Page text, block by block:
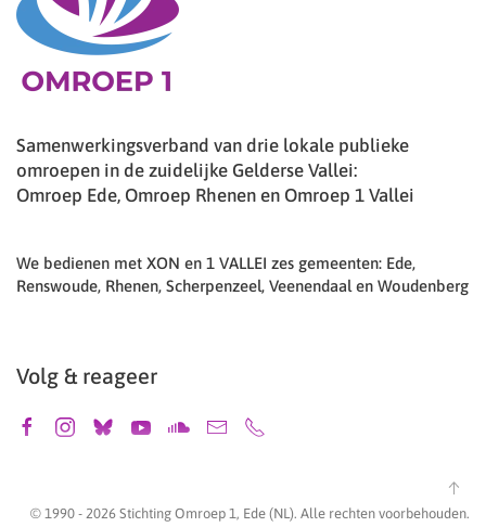
Samenwerkingsverband van drie lokale publieke
omroepen in de zuidelijke Gelderse Vallei:
Omroep Ede, Omroep Rhenen en Omroep 1 Vallei
We bedienen met XON en 1 VALLEI zes gemeenten: Ede,
Renswoude, Rhenen, Scherpenzeel, Veenendaal en Woudenberg
Volg & reageer
© 1990 - 2026 Stichting Omroep 1, Ede (NL). Alle rechten voorbehouden.